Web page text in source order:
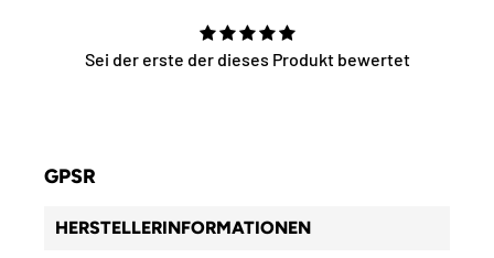
Sei der erste der dieses Produkt bewertet
GPSR
HERSTELLERINFORMATIONEN